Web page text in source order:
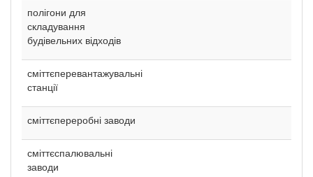
полігони для
складування
будівельних відходів
сміттєперевантажувальні
станції
сміттєпереробні заводи
сміттєспалювальні
заводи